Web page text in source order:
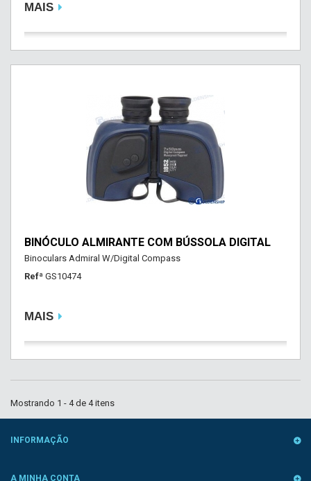
MAIS
BINÓCULO ALMIRANTE COM BÚSSOLA DIGITAL
Binoculars Admiral W/Digital Compass
Refª GS10474
MAIS
Mostrando 1 - 4 de 4 itens
INFORMAÇÃO
A MINHA CONTA